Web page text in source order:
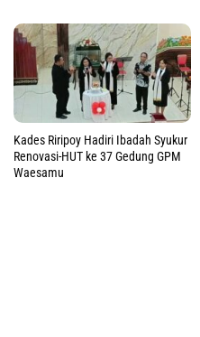
Kades Riripoy Hadiri Ibadah Syukur
Renovasi-HUT ke 37 Gedung GPM
Waesamu